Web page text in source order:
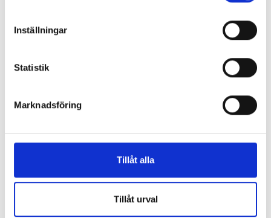
Inställningar
Statistik
Marknadsföring
Tillåt alla
Tillåt urval
kännas nära”